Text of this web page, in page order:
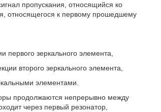
пропускания, относящийся ко
относящегося к первому прошедшему
первого зеркального элемента,
второго зеркального элемента,
элементами.
продолжаются непрерывно между
через первый резонатор,